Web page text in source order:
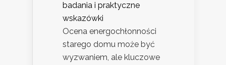
badania i praktyczne
wskazówki
Ocena energochłonności
starego domu może być
wyzwaniem, ale kluczowe